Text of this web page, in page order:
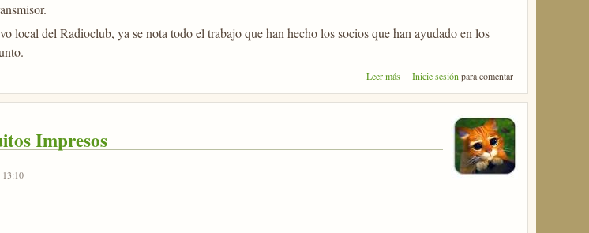
local del Radioclub, ya se nota todo el trabajo que han hecho los socios que han ayudado en los
Leer más sobre Concurso HF CQ WW DX
Inicie sesiónpara comentar
Impresos